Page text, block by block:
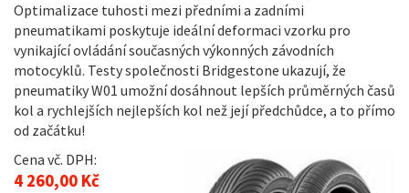
Optimalizace tuhosti mezi předními a zadními
pneumatikami poskytuje ideální deformaci vzorku pro
vynikající ovládání současných výkonných závodních
motocyklů. Testy společnosti Bridgestone ukazují, že
pneumatiky W01 umožní dosáhnout lepších průměrných časů
kol a rychlejších nejlepších kol než její předchůdce, a to přímo
od začátku!
Cena vč. DPH:
4 260,00 Kč